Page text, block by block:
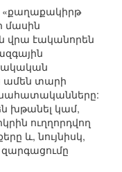
«քաղաքակիրթ
մասին
վրա էականորեն
ամեն տարի
խթանել կամ,
ուղղորդվող
և, նույնիսկ,